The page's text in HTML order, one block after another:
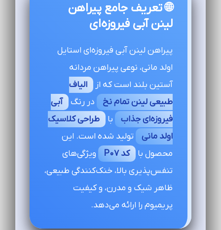
🌐 تعریف جامع پیراهن
لینن آبی فیروزه‌ای
پیراهن لینن آبی فیروزه‌ای استایل
اولد مانی، نوعی پیراهن مردانه
آستین بلند است که از
الیاف
طبیعی لینن تمام نخ
در رنگ
آبی
فیروزه‌ای جذاب
با
طراحی کلاسیک
اولد مانی
تولید شده است. این
محصول با
کد P07
ویژگی‌های
تنفس‌پذیری بالا، خنک‌کنندگی طبیعی،
ظاهر شیک و مدرن، و کیفیت
پریمیوم را ارائه می‌دهد.